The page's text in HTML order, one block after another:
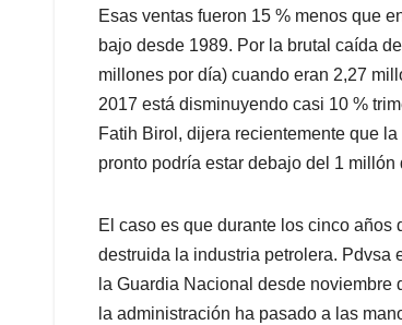
Esas ventas fueron 15 % menos que
bajo desde 1989. Por la brutal caída
millones por día) cuando eran 2,27
2017 está disminuyendo casi 10 %
Fatih Birol, dijera recientemente que
pronto podría estar debajo del 1 millón
El caso es que durante los cinco
destruida la industria petrolera. Pdvsa
la Guardia Nacional desde noviembre
la administración ha pasado a las